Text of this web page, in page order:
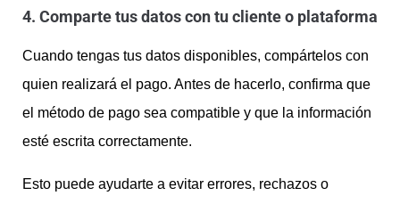
4. Comparte tus datos con tu cliente o plataforma
Cuando tengas tus datos disponibles, compártelos con
quien realizará el pago. Antes de hacerlo, confirma que
el método de pago sea compatible y que la información
esté escrita correctamente.
Esto puede ayudarte a evitar errores, rechazos o